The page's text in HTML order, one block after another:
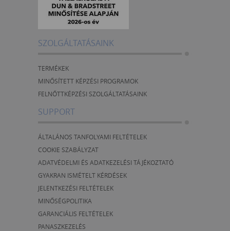
SZOLGÁLTATÁSAINK
TERMÉKEK
MINŐSÍTETT KÉPZÉSI PROGRAMOK
FELNŐTTKÉPZÉSI SZOLGÁLTATÁSAINK
SUPPORT
ÁLTALÁNOS TANFOLYAMI FELTÉTELEK
COOKIE SZABÁLYZAT
ADATVÉDELMI ÉS ADATKEZELÉSI TÁJÉKOZTATÓ
GYAKRAN ISMÉTELT KÉRDÉSEK
JELENTKEZÉSI FELTÉTELEK
MINŐSÉGPOLITIKA
GARANCIÁLIS FELTÉTELEK
PANASZKEZELÉS